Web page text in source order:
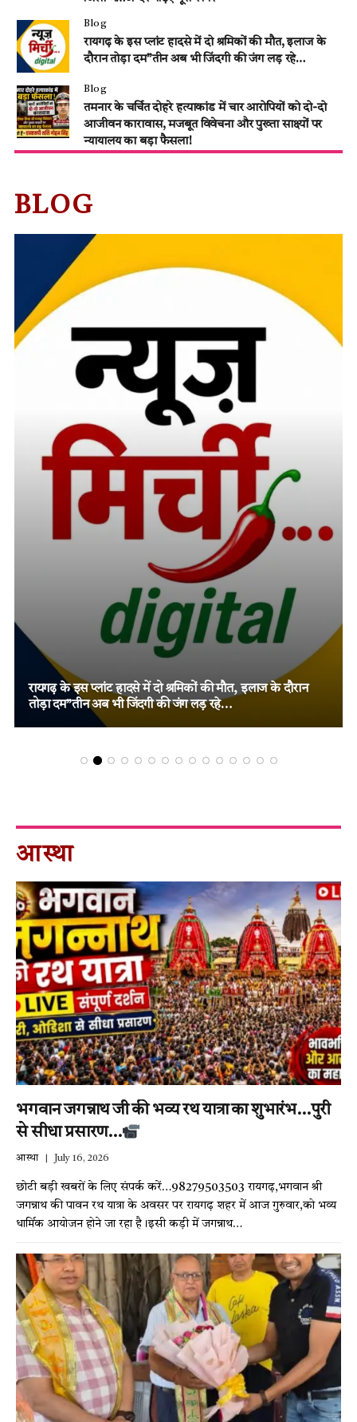
Blog
रायगढ़ के इस प्लांट हादसे में दो श्रमिकों की मौत, इलाज के
दौरान तोड़ा दम”तीन अब भी जिंदगी की जंग लड़ रहे…
Blog
तमनार के चर्चित दोहरे हत्याकांड में चार आरोपियों को दो-दो
आजीवन कारावास, मजबूत विवेचना और पुख्ता साक्ष्यों पर
न्यायालय का बड़ा फैसला!
BLOG
तमनार के चर्चित दोहरे हत्याकांड में चार आरोपियों को दो-दो आजीवन
कारावास, मजबूत विवेचना और पुख्ता साक्ष्यों पर न्यायालय का बड़ा
फैसला!
आस्था
भगवान जगन्नाथ जी की भव्य रथ यात्रा का शुभारंभ…पुरी
से सीधा प्रसारण…
आस्था July 16, 2026
छोटी बड़ी खबरों के लिए संपर्क करें…98279503503 रायगढ़,भगवान श्री
जगन्नाथ की पावन रथ यात्रा के अवसर पर रायगढ़ शहर में आज गुरुवार,को भव्य
धार्मिक आयोजन होने जा रहा है।इसी कड़ी में जगन्नाथ…